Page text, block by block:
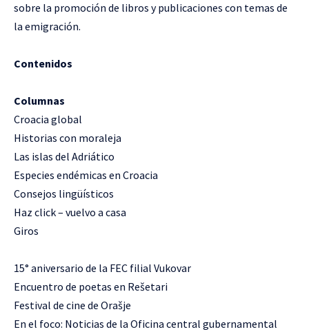
sobre la promoción de libros y publicaciones con temas de
la emigración.
Contenidos
Columnas
Croacia global
Historias con moraleja
Las islas del Adriático
Especies endémicas en Croacia
Consejos lingüísticos
Haz click – vuelvo a casa
Giros
15° aniversario de la FEC filial Vukovar
Encuentro de poetas en Rešetari
Festival de cine de Orašje
En el foco: Noticias de la Oficina central gubernamental